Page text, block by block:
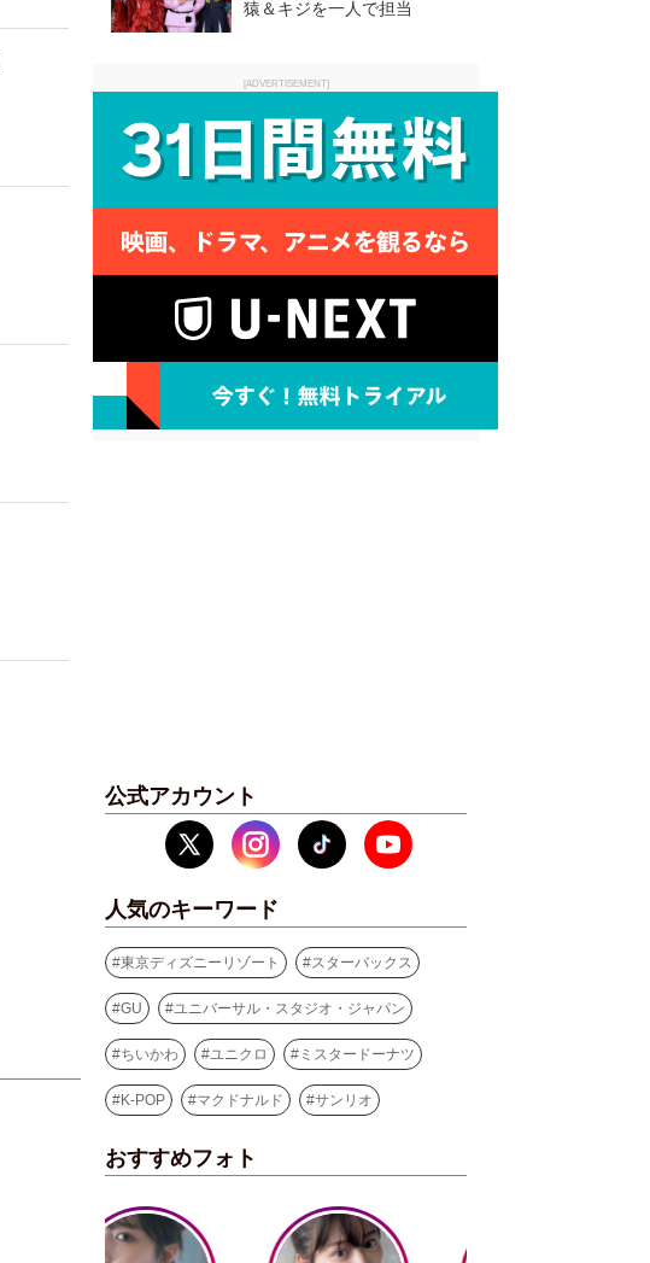
猿＆キジを一人で担当
[ADVERTISEMENT]
公式アカウント
人気のキーワード
#東京ディズニーリゾート #スターバックス
#GU #ユニバーサル・スタジオ・ジャパン
#ちいかわ #ユニクロ # ミスタードーナツ
#K-POP #マクドナルド #サンリオ
おすすめフォト